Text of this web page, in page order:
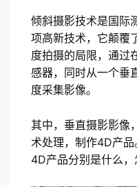
倾斜摄影技术是国际
项高新技术，它颠覆
度拍摄的局限，通过
感器，同时从一个垂
度采集影像。
其中，垂直摄影影像
术处理，制作4D产
4D产品分别是什么，